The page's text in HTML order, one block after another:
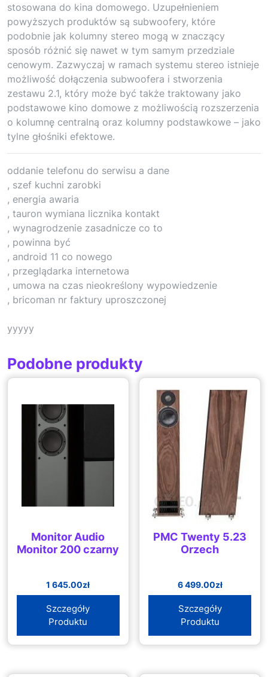
stosowana do kina domowego. Uzupełnieniem
powyższych produktów są subwoofery, które
podobnie jak kolumny stereo mogą w znaczący
sposób różnić się nawet w tym samym przedziale
cenowym. Zazwyczaj w ramach systemu stereo istnieje
możliwość dołączenia subwoofera i stworzenia
zestawu 2.1, który może być także traktowany jako
podstawowe kino domowe z możliwością rozszerzenia
o kolumnę centralną oraz kolumny podstawkowe – jako
tylne głośniki efektowe.
oddanie telefonu do serwisu a dane
, szef kuchni zarobki
, energia awaria
, tauron wymiana licznika kontakt
, wynagrodzenie zasadnicze co to
, powinna być
, android 11 co nowego
, przeglądarka internetowa
, umowa na czas nieokreślony wypowiedzenie
, bricoman nr faktury uproszczonej
yyyyy
Podobne produkty
Monitor Audio
Monitor 200 czarny
1 645.00zł
Szczegóły
Produktu
PMC Twenty 5.23
Orzech
6 499.00zł
Szczegóły
Produktu